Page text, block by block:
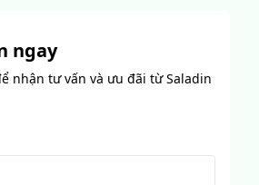
ngay
nhận tư vấn và ưu đãi từ Saladin